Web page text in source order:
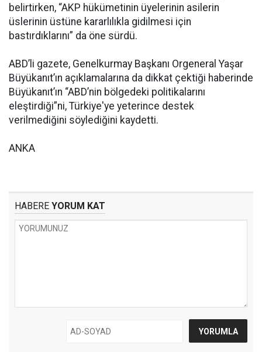
belirtirken, “AKP hükümetinin üyelerinin asilerin
üslerinin üstüne kararlılıkla gidilmesi için
bastırdıklarını” da öne sürdü.
ABD’li gazete, Genelkurmay Başkanı Orgeneral Yaşar
Büyükanıt’ın açıklamalarına da dikkat çektiği haberinde
Büyükanıt’ın “ABD’nin bölgedeki politikalarını
eleştirdiği”ni, Türkiye'ye yeterince destek
verilmediğini söylediğini kaydetti.
ANKA
HABERE YORUM KAT